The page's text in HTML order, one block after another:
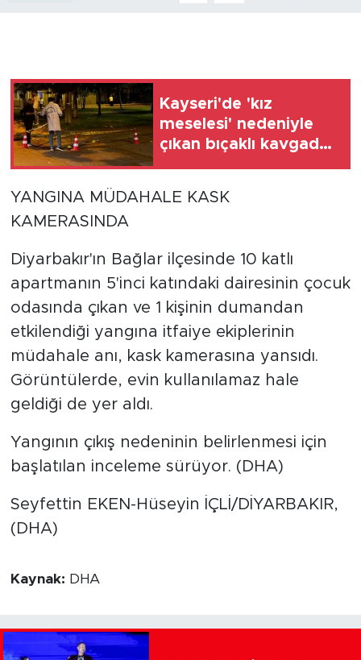
Kayseri'de 'kız
meselesi' nedeniyle
çıkan bıçaklı kavgada
YANGINA MÜDAHALE KASK
KAMERASINDA
Diyarbakır'ın Bağlar ilçesinde 10 katlı
apartmanın 5'inci katındaki dairesinin çocuk
odasında çıkan ve 1 kişinin dumandan
etkilendiği yangına itfaiye ekiplerinin
müdahale anı, kask kamerasına yansıdı.
Görüntülerde, evin kullanılamaz hale
geldiği de yer aldı.
Yangının çıkış nedeninin belirlenmesi için
başlatılan inceleme sürüyor. (DHA)
Seyfettin EKEN-Hüseyin İÇLİ/DİYARBAKIR,
(DHA)
Kaynak: DHA